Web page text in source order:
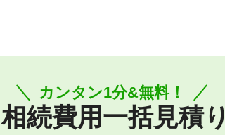
カンタン1分&無料！
相続費用一括見積り